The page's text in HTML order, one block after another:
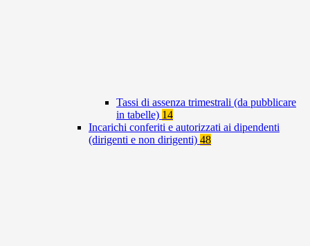
Tassi di assenza trimestrali (da pubblicare
in tabelle) 14
Incarichi conferiti e autorizzati ai dipendenti
(dirigenti e non dirigenti) 48